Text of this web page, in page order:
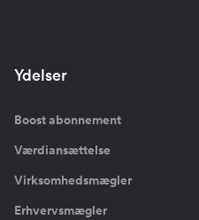
Ydelser
Boost abonnement
Værdiansættelse
Virksomhedsmægler
Erhvervsmægler